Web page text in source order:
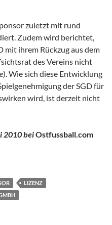
zuletzt mit rund
Zudem wird berichtet,
mit ihrem Rückzug aus dem
des Vereins nicht
). Wie sich diese Entwicklung
der SGD für
wird, ist derzeit nicht
2010 beiOstfussball.com
LIZENZ